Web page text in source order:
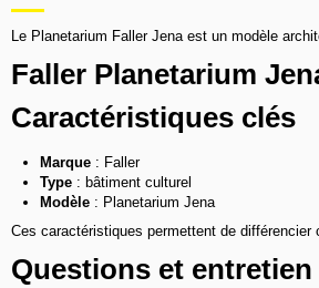
Le Planetarium Faller Jena est un modèle
Faller Planetarium
Caractéristiques clés
Marque: Faller
Type: bâtiment culturel
Modèle: Planetarium Jena
Ces caractéristiques permettent de différencier
Questions et entretien